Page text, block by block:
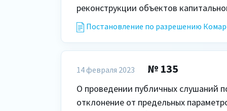
реконструкции объектов
Постановление по разрешению
14 февраля 2023 № 135
О проведении публичных слушаний
отклонение от предельных